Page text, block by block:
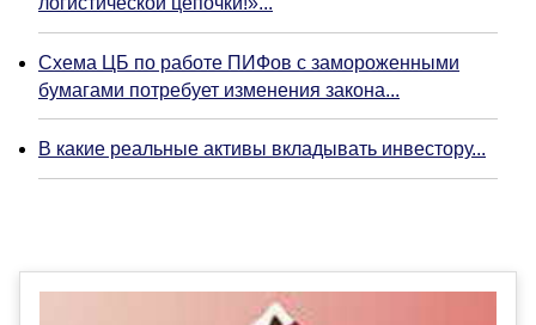
Схема ЦБ по работе ПИФов с замороженными
бумагами потребует изменения закона...
В какие реальные активы вкладывать инвестору...